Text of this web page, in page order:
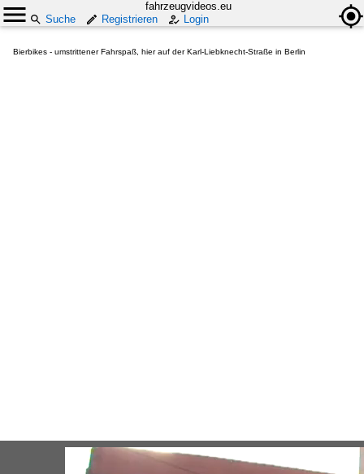
fahrzeugvideos.eu
Suche
Registrieren Login
Bierbikes - umstrittener Fahrspaß, hier auf der Karl-Liebknecht-Straße in Berlin